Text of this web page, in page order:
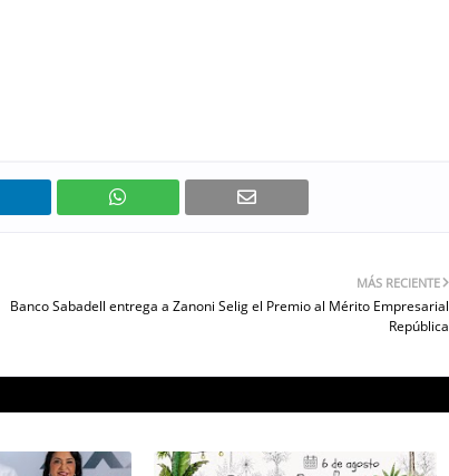
MÁS RECIENTE
Banco Sabadell entrega a Zanoni Selig el Premio al Mérito Empresarial
República